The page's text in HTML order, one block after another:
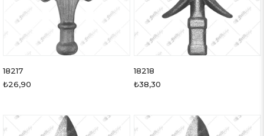
18217
₺26,90
18218
₺38,30